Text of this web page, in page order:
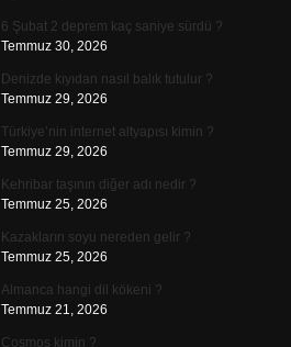
6 Şubat 2 deprem kaç saniye sürdü ?
Temmuz 30, 2026
Denizde kıyıdan nasıl balık tutulur ?
Temmuz 29, 2026
Türkiye’nin internet altyapısı kimin ?
Temmuz 29, 2026
Kehribar taşının diğer adı nedir ?
Temmuz 25, 2026
Kazakların soyu nereden gelir ?
Temmuz 25, 2026
Almanca hangi dil kökeni ?
Temmuz 21, 2026
Cosmos kimin ?